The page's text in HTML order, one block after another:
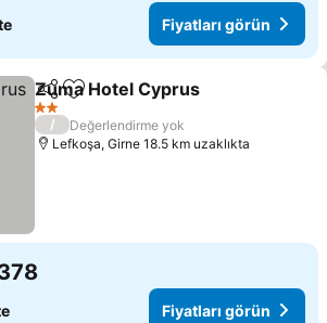
Fiyatları görün
PaylaşFavorilerime ekle
Zuma Hotel Cyprus
2 Yıldız
/
Değerlendirme yok
Lefkoşa, Girne 18.5 km uzaklıkta
Fiyatları görün